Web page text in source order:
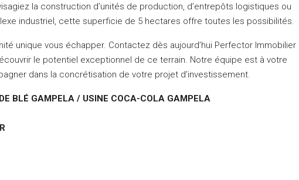
la construction d’unités de production, d’entrepôts logistiques ou
industriel, cette superficie de 5 hectares offre toutes les possibilités.
unique vous échapper. Contactez dès aujourd’hui Perfector Immobilier
le potentiel exceptionnel de ce terrain. Notre équipe est à votre
dans la concrétisation de votre projet d’investissement.
BLÉ GAMPELA / USINE COCA-COLA GAMPELA